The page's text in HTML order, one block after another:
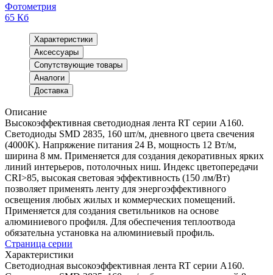
Фотометрия
65 Кб
Характеристики
Аксессуары
Сопутствующие товары
Аналоги
Доставка
Описание
Высокоэффективная светодиодная лента RT серии A160.
Светодиоды SMD 2835, 160 шт/м, дневного цвета свечения
(4000K). Напряжение питания 24 В, мощность 12 Вт/м,
ширина 8 мм. Применяется для создания декоративных ярких
линий интерьеров, потолочных ниш. Индекс цветопередачи
CRI>85, высокая световая эффективность (150 лм/Вт)
позволяет применять ленту для энергоэффективного
освещения любых жилых и коммерческих помещений.
Применяется для создания светильников на основе
алюминиевого профиля. Для обеспечения теплоотвода
обязательна установка на алюминиевый профиль.
Страница серии
Характеристики
Светодиодная высокоэффективная лента RT серии A160.